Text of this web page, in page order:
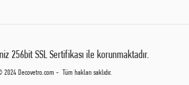
256bit SSL Sertifikası ile korunmaktadır.
2024 Decovetro.com - Tüm hakları saklıdır.